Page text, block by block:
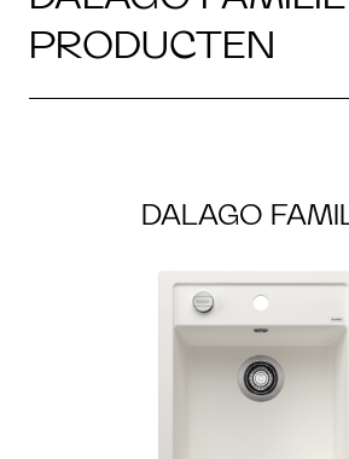
PRODUCTEN
DALAGO